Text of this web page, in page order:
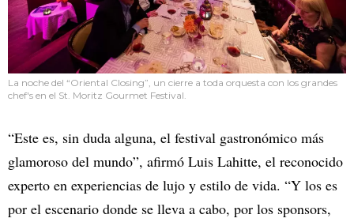
La noche del “Oriental Closing”, un cierre a toda orquesta con los grandes
chef's en el St. Moritz Gourmet Festival.
“Este es, sin duda alguna, el festival gastronómico más
glamoroso del mundo”, afirmó Luis Lahitte, el reconocido
experto en experiencias de lujo y estilo de vida. “Y los es
por el escenario donde se lleva a cabo, por los sponsors,